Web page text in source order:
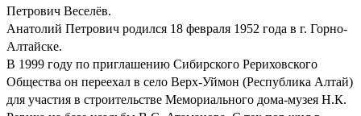
Петрович Веселёв.
Анатолий Петрович родился 18 февраля 1952 года в г. Горно-
Алтайске.
В 1999 году по приглашению Сибирского Рериховского
Общества он переехал в село Верх-Уймон (Республика Алтай)
для участия в строительстве Мемориального дома-музея Н.К.